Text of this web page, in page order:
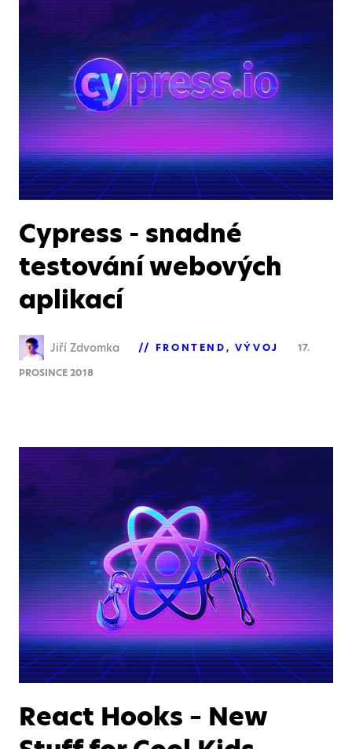
Cypress - snadné
testování webových
aplikací
Jiří Zdvomka FRONTEND VÝVOJ
17.
PROSINCE 2018
React Hooks – New